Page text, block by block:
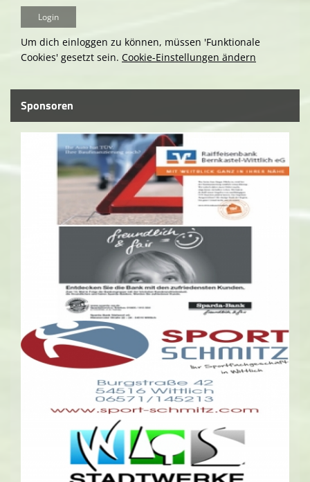
Um dich einloggen zu können, müssen 'Funktionale
Cookies' gesetzt sein. Cookie-Einstellungen ändern
Sponsoren